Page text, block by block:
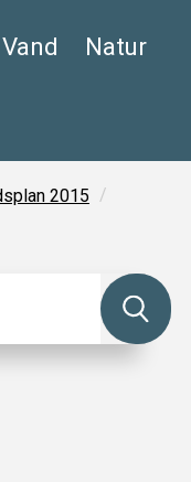
Vand Natur
2015 /